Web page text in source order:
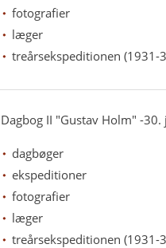
fotografier
læger
treårsekspeditionen (1931-
Dagbog II "Gustav Holm" -
dagbøger
ekspeditioner
fotografier
læger
treårsekspeditionen (1931-